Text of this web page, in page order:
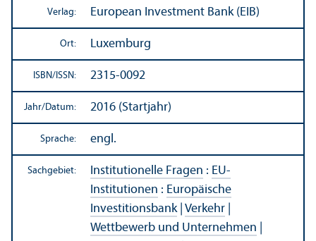
Verlag: European Investment Bank (EIB)
Ort: Luxemburg
ISBN/ ISSN: 2315-0092
Jahr/Datum: 2016 (Startjahr)
Sprache: engl.
Sachgebiet: Institutionelle Fragen : EU-
Institutionen : Europäische
Investitions­bank| Verkehr
Wettbewerb und Unter­nehmen